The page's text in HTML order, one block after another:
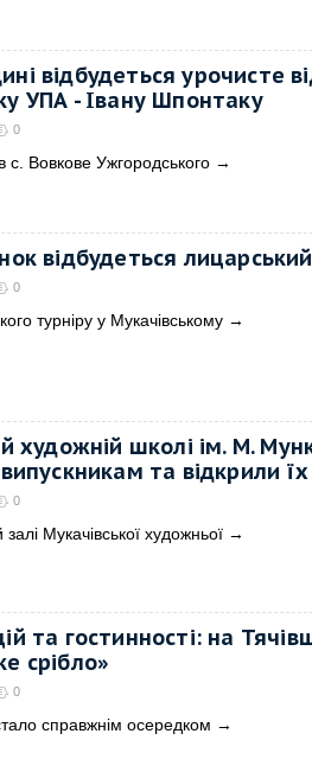
відбудеться урочисте
УПА - Івану Шпонтаку
0
с. Вовкове Ужгородського →
відбудеться
0
турніру у Мукачівському →
художній школі ім. М.
та відкрили
0
Мукачівської художньої →
та гостинності: на
срібло»
0
справжнім осередком →